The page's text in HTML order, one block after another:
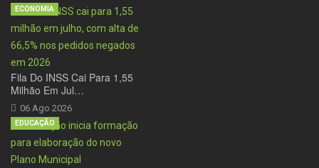
Fila Do INSS Cai Para 1,55
Milhão Em Jul…
06 Ago 2026
ECONOMIA
EDUCAÇÃO